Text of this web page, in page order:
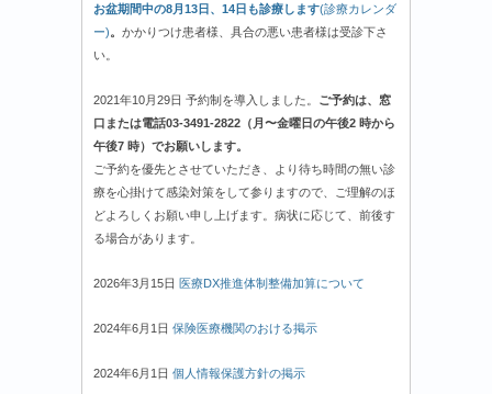
お盆期間中の8月13日、14日も診療します(診療カレンダ
ー)。 かかりつけ患者様、具合の悪い患者様は受診下さ
い。
2021年10月29日 予約制を導入しました。 ご予約は、窓
口または電話03-3491-2822（月〜金曜日の午後2 時から
午後7 時）でお願いします。
ご予約を優先とさせていただき、より待ち時間の無い診
療を心掛けて感染対策をして参りますので、ご理解のほ
どよろしくお願い申し上げます。病状に応じて、前後す
る場合があります。
2026年3月15日 医療DX推進体制整備加算について
2024年6月1日 保険医療機関のおける掲示
2024年6月1日 個人情報保護方針の掲示